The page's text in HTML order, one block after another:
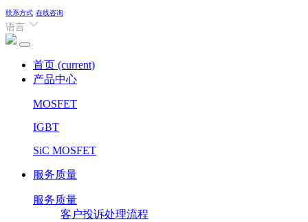
联系方式 在线咨询
语言
首页 (current)
产品中心
MOSFET
IGBT
SiC MOSFET
服务质量
服务质量
客户投诉处理流程